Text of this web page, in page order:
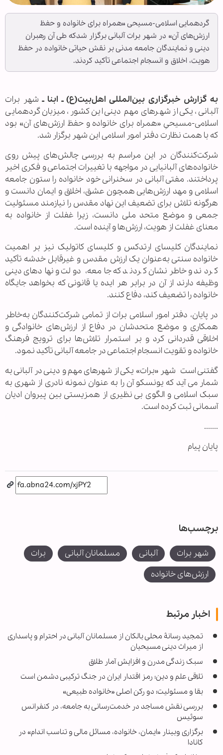
گردهمایی اسلامی-مسیحی «همراه برای خانواده و حفظ
ارزش‌های آن» در شهر برات آلبانی برگزار شدکه طی آن رهبران
دینی و نمایندگان جامعه مدنی بر نقش حیاتی خانواده در حفظ
هویت، اخلاق و انسجام اجتماعی تأکید کردند.
به گزارش خبرگزاری بین‌المللی اهل‌بیت(ع) ـ ابنا ـ شهر برات
آلبانی، یکی از شهرهای مهم دینی این کشور، میزبان گردهمایی
اسلامی-مسیحیِ «همراه برای خانواده و حفظ ارزش‌های آن» بود
که با همت نظارت دفتر امور اسلامی این شهر برگزار شد.
شرکت‌کنندگان در این مراسم به بررسی چالش‌های پیش روی
خانواده‌های آلبانیایی در مواجهه با تغییرات اجتماعی و فکری اخیر
پرداختند. مفتی آلبانی در سخنرانی خود خانواده را ستون جامعه
اسلامی و مهد ارزش‌هایی همچون عشق، اخلاق و ایمان دانست و
هرگونه تلاش برای تضعیف این نهاد مقدس را نیازمند مسئولیت
جمعی و موضع متحد ملی دانست، زیرا غفلت از خانواده به
معنای غفلت از هویت، ارزش‌ها و آینده است.
نمایندگان کلیسای ارتدکس و کلیسای کاتولیک نیز بر اهمیت
خانواده سنتی به‌عنوان یک ارزش مقدس و غیرقابل خدشه تأکید
کردند و خاطرنشان کردند که جامعه، دولت و نهادهای دینی
وظیفه دارند از آن در برابر هر ایده یا قانونی که بخواهد جایگاه
خانواده را تضعیف کند، دفاع کنند.
در پایان، دفتر امور اسلامی برات از تمامی شرکت‌کنندگان به‌خاطر
همکاری و موضع متحدشان در دفاع از ارزش‌های خانوادگی و
اخلاقی قدردانی کرد و بر استمرار تلاش‌ها برای ترویج فرهنگ
خانواده و تقویت انسجام اجتماعی در جامعه آلبانی تأکید نمود.
گفتنی است شهر «برات» یکی از شهرهای مهم و دینی در آلبانی به
شمار می آید که یونسکو آن را به عنوان نمونه نادری از شهری به
سبک اسلامی و الگوی بی نظیری از همزیستی بین پیروان ادیان
آسمانی ثبت کرده است.
.......
پایان پیام
برچسب‌ها
شهر برات آلبانی مسلمانان آلبانی
برات
ارزش‌های خانواده
اخبار مرتبط
تمجید رسانۀ محلی بالکان از مسلمانان آلبانی در احترام و پاسداری
از میراث دینی مسیحیان
سبک زندگی مدرن و افزایش آمار طلاق
تلاقی علم و دین؛ رمز اقتدار ایران در جنگ ترکیبی دشمن است
بقا و مسئولیت؛ دو رکن اصلی «خانواده طبیعی»
بررسی نقش مساجد در خدمت‌رسانی به جامعه، در کنفرانس
سوئیس
برگزاری وبینار «ایمان، خانواده، مسائل مالی و تناسب اندام» در
کانادا